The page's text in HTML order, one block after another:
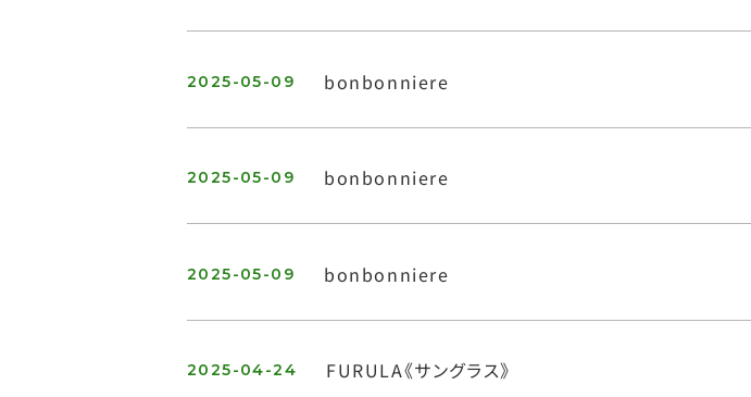
2025-05-09 bonbonniere
2025-05-09 bonbonniere
2025-05-09 bonbonniere
2025-04-24 FURULA《サングラス》